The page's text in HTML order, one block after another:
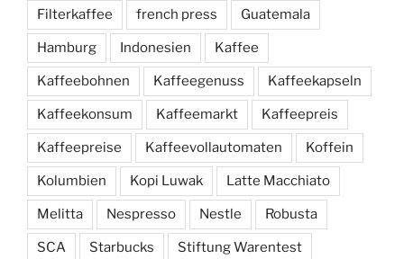
Filterkaffee french press Guatemala
Hamburg Indonesien Kaffee
Kaffeebohnen Kaffeegenuss Kaffeekapseln
Kaffeekonsum Kaffeemarkt Kaffeepreis
Kaffeepreise Kaffeevollautomaten Koffein
Kolumbien Kopi Luwak Latte Macchiato
Melitta Nespresso Nestle Robusta
SCA Starbucks Stiftung Warentest